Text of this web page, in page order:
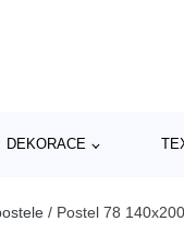
DEKORACE
/ Postel 78